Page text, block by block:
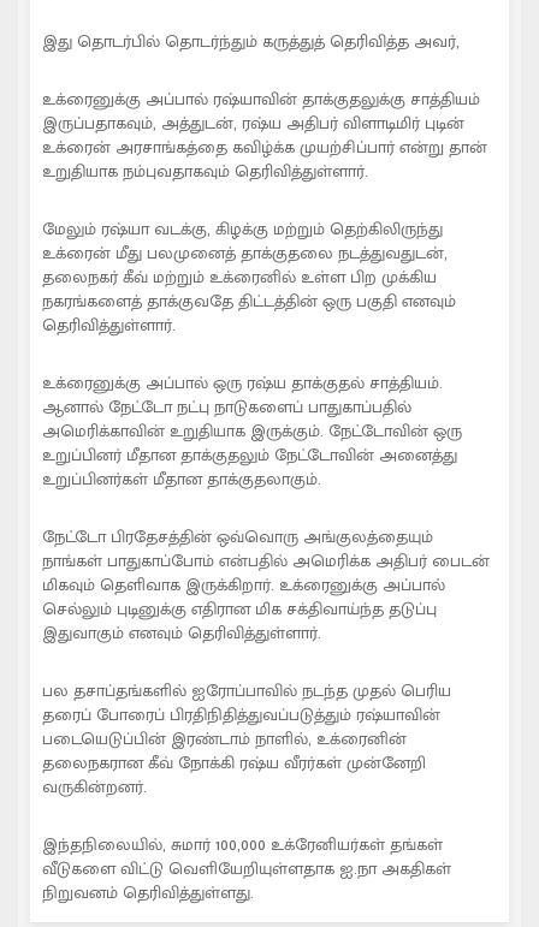
இது தொடர்பில் தொடர்ந்தும் கருத்துத் தெரிவித்த அவர்,
உக்ரைனுக்கு அப்பால் ரஷ்யாவின் தாக்குதலுக்கு சாத்தியம்
இருப்பதாகவும், அத்துடன், ரஷ்ய அதிபர் விளாடிமிர் புடின்
உக்ரைன் அரசாங்கத்தை கவிழ்க்க முயற்சிப்பார் என்று தான்
உறுதியாக நம்புவதாகவும் தெரிவித்துள்ளார்.
மேலும் ரஷ்யா வடக்கு, கிழக்கு மற்றும் தெற்கிலிருந்து
உக்ரைன் மீது பலமுனைத் தாக்குதலை நடத்துவதுடன்,
தலைநகர் கீவ் மற்றும் உக்ரைனில் உள்ள பிற முக்கிய
நகரங்களைத் தாக்குவதே திட்டத்தின் ஒரு பகுதி எனவும்
தெரிவித்துள்ளார்.
உக்ரைனுக்கு அப்பால் ஒரு ரஷ்ய தாக்குதல் சாத்தியம்.
ஆனால் நேட்டோ நட்பு நாடுகளைப் பாதுகாப்பதில்
அமெரிக்காவின் உறுதியாக இருக்கும். நேட்டோவின் ஒரு
உறுப்பினர் மீதான தாக்குதலும் நேட்டோவின் அனைத்து
உறுப்பினர்கள் மீதான தாக்குதலாகும்.
நேட்டோ பிரதேசத்தின் ஒவ்வொரு அங்குலத்தையும்
நாங்கள் பாதுகாப்போம் என்பதில் அமெரிக்க அதிபர் பைடன்
மிகவும் தெளிவாக இருக்கிறார். உக்ரைனுக்கு அப்பால்
செல்லும் புடினுக்கு எதிரான மிக சக்திவாய்ந்த தடுப்பு
இதுவாகும் எனவும் தெரிவித்துள்ளார்.
பல தசாப்தங்களில் ஐரோப்பாவில் நடந்த முதல் பெரிய
தரைப் போரைப் பிரதிநிதித்துவப்படுத்தும் ரஷ்யாவின்
படையெடுப்பின் இரண்டாம் நாளில், உக்ரைனின்
தலைநகரான கீவ் நோக்கி ரஷ்ய வீரர்கள் முன்னேறி
வருகின்றனர்.
இந்தநிலையில், சுமார் 100,000 உக்ரேனியர்கள் தங்கள்
வீடுகளை விட்டு வெளியேறியுள்ளதாக ஐ.நா அகதிகள்
நிறுவனம் தெரிவித்துள்ளது.